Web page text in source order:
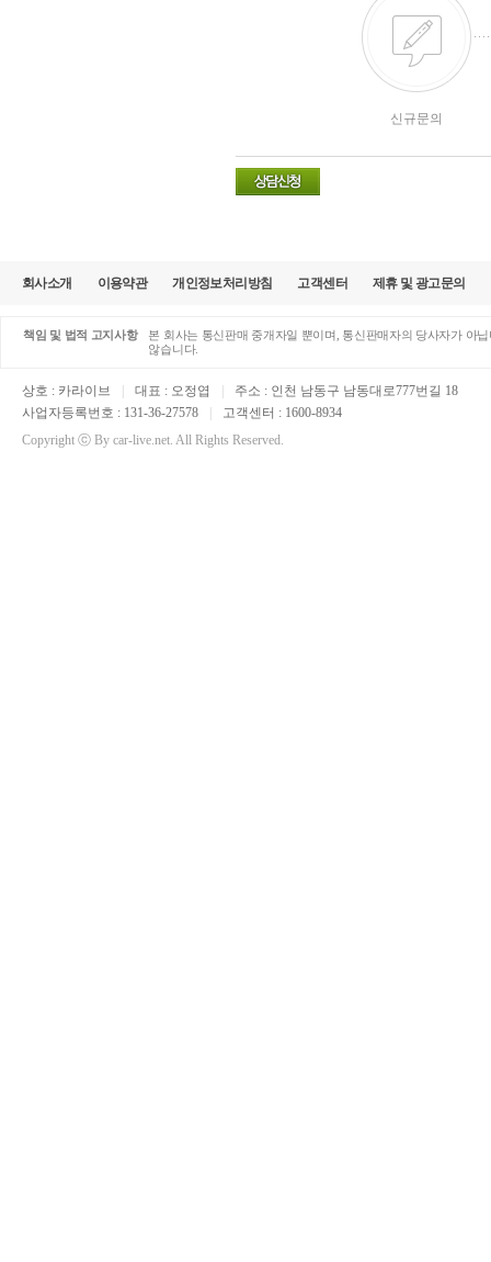
신규문의
회사소개 이용약관 개인정보처리방침 고객센터 제휴 및 광고문의
책임 및 법적 고지사항
본 회사는 통신판매 중개자일 뿐이며, 통신판매자의 당사자가 아
않습니다.
상호 : 카라이브 | 대표 : 오정엽 |
주소 : 인천 남동구 남동대로777번길 18
사업자등록번호 : 131-36-27578
|
고객센터 : 1600-8934
Copyright ⓒ By car-live.net. All Rights Reserved.